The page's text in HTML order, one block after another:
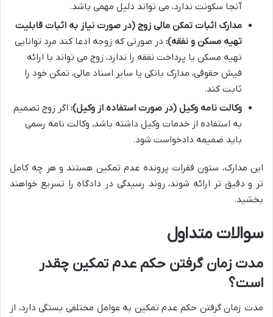
آنجا سکونت ندارد، می تواند دلیل مهمی باشد.
مدارک اثبات تمکن مالی زوج (در صورت نیاز به اثبات قابلیت
تهیه مسکن و نفقه): در صورتی که زوجه ادعا کند مرد توانایی
تهیه مسکن یا پرداخت نفقه را ندارد، زوج می تواند با ارائه
فیش حقوقی، مدارک بانکی یا سایر اسناد مالی، تمکن خود را
ثابت کند.
وکالت نامه وکیل (در صورت استفاده از وکیل): اگر زوج تصمیم
به استفاده از خدمات وکیل داشته باشد، وکالت نامه رسمی
باید ضمیمه دادخواست شود.
این مدارک، ستون فقرات پرونده عدم تمکین هستند و هر چه کامل
تر و دقیق تر ارائه شوند، روند رسیدگی در دادگاه را تسریع خواهند
بخشید.
سوالات متداول
مدت زمان گرفتن حکم عدم تمکین چقدر
است؟
مدت زمان گرفتن حکم عدم تمکین به عوامل مختلفی بستگی دارد، از